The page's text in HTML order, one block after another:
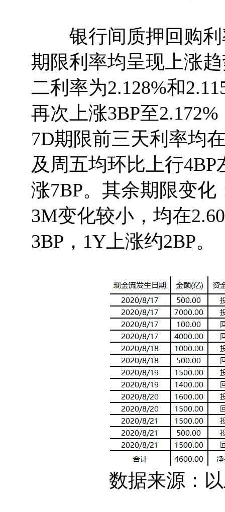
银行间质押回购利
期限利率均呈现上涨
二利率为2.128%和
再次上涨3BP至
7D期限前三天利率均
及周五均环比上行
涨7BP。其余期限变化
3M变化较小，均在
3BP，1Y上涨约2BP。
数据来源：以